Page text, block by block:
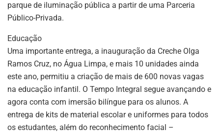
parque de iluminação pública a partir de uma Parceria
Público-Privada.
Educação
Uma importante entrega, a inauguração da Creche Olga
Ramos Cruz, no Água Limpa, e mais 10 unidades ainda
este ano, permitiu a criação de mais de 600 novas vagas
na educação infantil. O Tempo Integral segue avançando e
agora conta com imersão bilíngue para os alunos. A
entrega de kits de material escolar e uniformes para todos
os estudantes, além do reconhecimento facial –